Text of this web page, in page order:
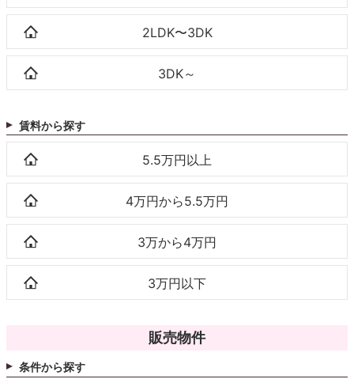
2LDK〜3DK
3DK～
賃料から探す
5.5万円以上
4万円から5.5万円
3万から4万円
3万円以下
販売物件
条件から探す